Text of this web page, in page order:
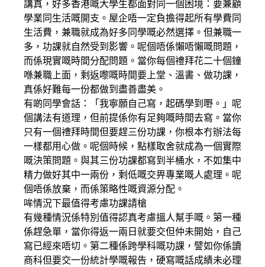
講真，好多香港嘅大學生都面對同一個困境：要兼顧
學業同生活嘅開支。屋企唔一定負擔得起所有學費同
生活費，兼職就成為好多同學嘅必然選擇。但兼職一
多，功課就自然受到影響。呢個唔係懶唔懶嘅問題，
而係現實嘅時間分配問題。當你每個禮拜花二十個鐘
喺兼職上面，剩返嚟嘅時間要上堂、溫書、做功課，
真係好難每一份都做到盡善盡美。
有啲同學會話：「我寧願自己寫，起碼學到嘢。」呢
個講法有道理，但前提係你有足夠嘅時間去寫。當你
只有一個禮拜時間但要趕三份功課，你根本冇辦法每
一樣都用心做。呢個時候，點樣取舍就成為一個實際
嘅決策問題。與其三份功課都寫到半桶水，不如集中
精力做好其中一兩份，剩低嘅交畀專業嘅人處理。呢
個唔係放棄，而係策略性嘅資源分配。
哞情況下最值得考慮功課請槍
有幾種情況係特別值得認真考慮搵人幫手嘅。第一種
係趕急單，當你得返一兩日就要交但仲未開始，自己
寫已經來唔切。第二種係跨學科嘅功課，譬如你係讀
商科但要交一份統計學嘅報告，硬寫嘅話成績未必理